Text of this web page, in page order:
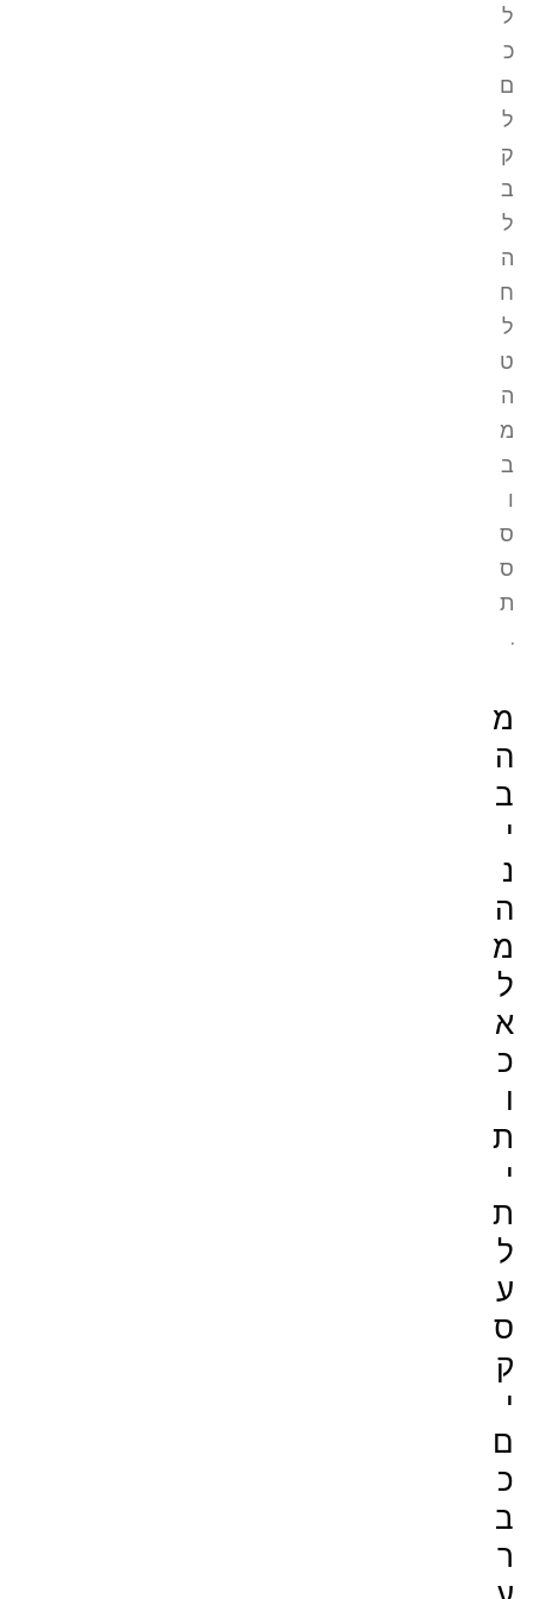
ל
כ
ם
ל
ק
ב
ל
ה
ח
ל
ט
ה
מ
ב
ו
ס
ס
ת
.
מ
ה
ב
י
נ
ה
מ
ל
א
כ
ו
ת
י
ת
ל
ע
ס
ק
י
ם
כ
ב
ר